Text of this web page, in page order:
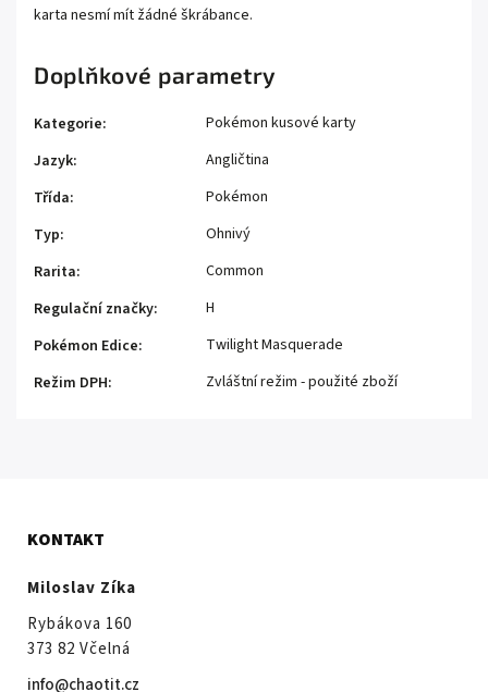
karta nesmí mít žádné škrábance.
Doplňkové parametry
Kategorie:
Pokémon kusové karty
Jazyk:
Angličtina
Třída:
Pokémon
Typ:
Ohnivý
Rarita:
Common
Regulační značky:
H
Pokémon Edice:
Twilight Masquerade
Režim DPH: Zvláštní režim - použité zboží
KONTAKT
Miloslav Zíka
Rybákova 160
373 82 Včelná
info@chaotit.cz